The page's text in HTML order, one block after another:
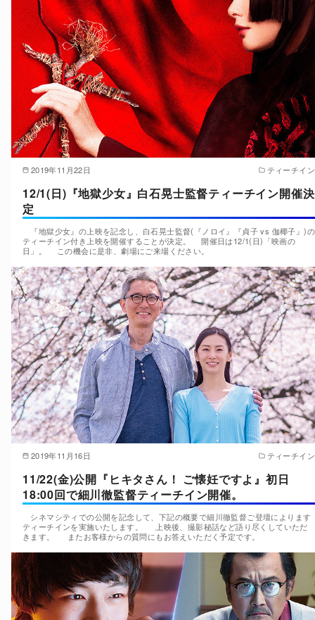
2019年11月22日 ティーチイン
12/1(日)『地獄少女』白石晃士監督ティーチイン開催決
定
『地獄少女』の上映を記念し、白石晃士監督(『ノロイ』『貞子 vs 伽椰子』)の
ティーチイン付き上映を開催することが決定。 開催日は12/1(日)「映画の
日」。 この機会に是非、劇場にご来場ください。
2019年11月16日 ティーチイン
11/22(金)公開『ヒキタさん！ ご懐妊ですよ』初日
18:00回で細川徹監督ティーチイン開催。
シネマシティでの公開を記念して、下記の概要で細川徹監督ご登壇によります
ティーチインを実施いたします。 上映後、撮影秘話など語り尽くしていただ
きます。 またお客様からの質問にもお答えいただく予定です。